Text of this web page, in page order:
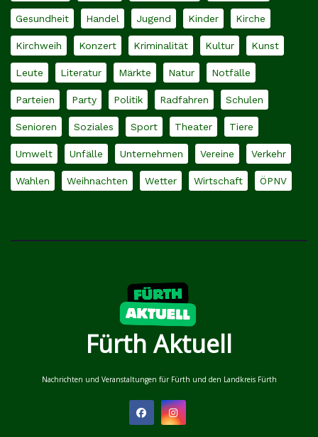
Gesundheit Handel Jugend Kinder Kirche
Kirchweih Konzert Kriminalität Kultur Kunst
Leute Literatur Märkte Natur Notfälle
Parteien Party Politik Radfahren Schulen
Senioren Soziales Sport Theater Tiere
Umwelt Unfälle Unternehmen Vereine Verkehr
Wahlen Weihnachten Wetter Wirtschaft ÖPNV
Fürth Aktuell
Nachrichten und Veranstaltungen für Fürth und den Landkreis Fürth